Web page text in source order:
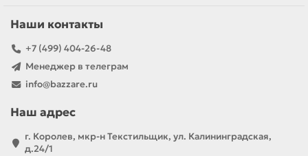
Наши контакты
+7 (499) 404-26-48
Менеджер в телеграм
info@bazzare.ru
Наш адрес
г. Королев, мкр-н Текстильщик, ул. Калининградская,
д.24/1